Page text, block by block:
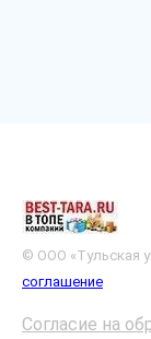
© ООО «Тульская
соглашение
Согласие на